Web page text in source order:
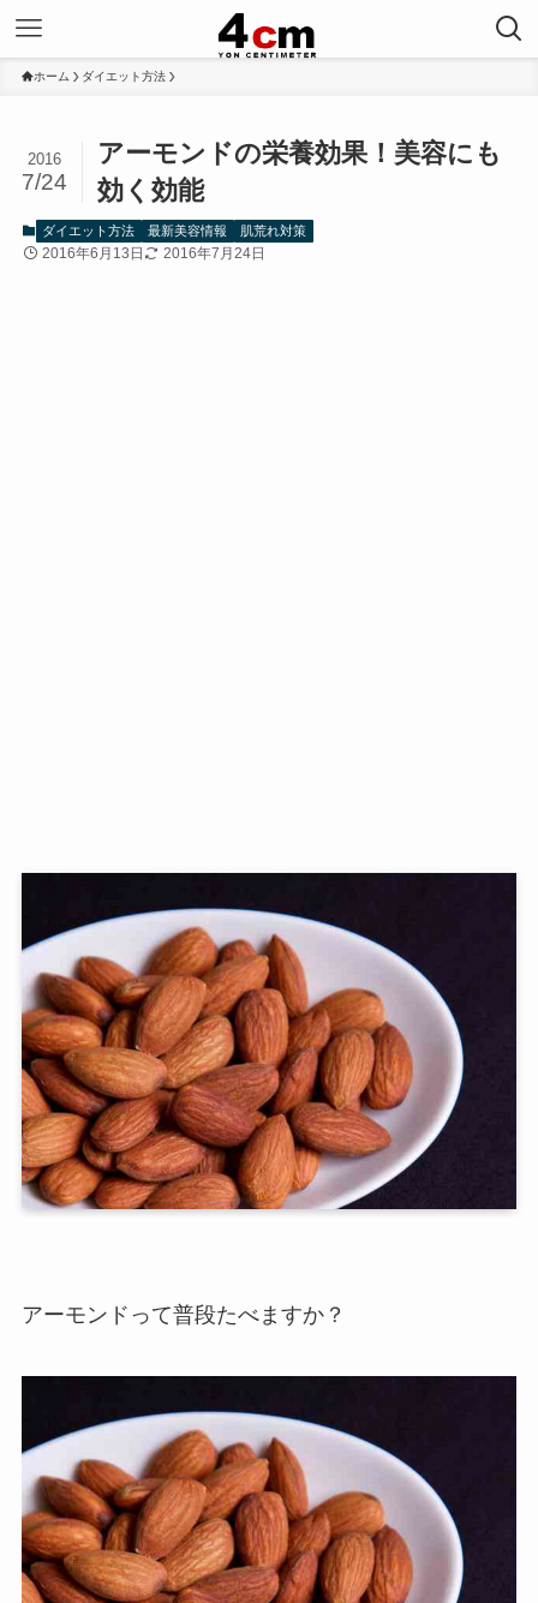
ホーム ダイエット方法
アーモンドの栄養効果！美容にも
効く効能
2016
7/24
ダイエット方法 最新美容情報 肌荒れ対策
2016年6月13日 2016年7月24日
アーモンドって普段たべますか？